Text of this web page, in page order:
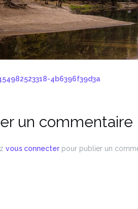
4b6396f39d3a
un commentaire
vous connecterpour publier un